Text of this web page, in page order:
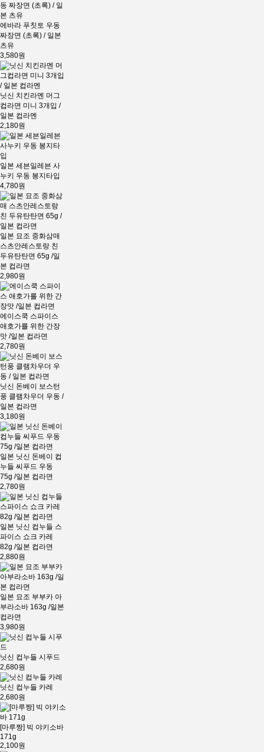
에바라 푸칫토 우동
짜장면 (초록) / 일본
츠유
3,580원
닛신 치킨라멘 머그
컵라면 미니 3개입 /
일본 컵라멘
2,180원
일본 세븐일레븐 사
누키 우동 봉지타입
4,780원
일본 묘조 중화삼매
스츠안레스토랑 친
두유탄탄면 65g /일
본 컵라면
2,980원
에이스쿡 스파이스
애호가를 위한 간장
맛 /일본 컵라면
2,780원
닛신 돈베이 보스턴
풍 클램차우더 우동 /
일본 컵라면
3,180원
일본 닛신 돈베이 컵
누들 씨푸드 우동
75g /일본 컵라면
2,780원
일본 닛신 컵누들 스
파이스 쇼크 카레
82g /일본 컵라면
2,880원
일본 묘조 부부카 아
부라소바 163g /일본
컵라면
3,980원
닛신 컵누들 시푸드
2,680원
닛신 컵누들 카레
2,680원
[마루짱] 빅 야키소바
171g
2,100원